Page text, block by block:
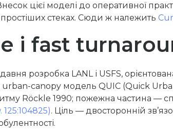
цієї моделі до оперативної
стеках. Сюди ж належить
і fast
розробка LANL і USFS,
canopy модель QUIC (Quick
Röckle 1990; пожежна частина
. Ціль — двосторонній